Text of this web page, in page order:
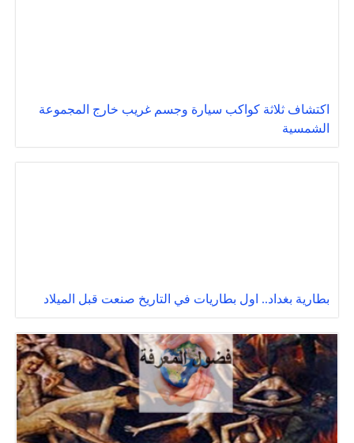
اكتشاف ثلاثة كواكب سيارة وجسم غريب خارج المجموعة
الشمسية
بطارية بغداد.. اول بطاريات في التاريخ صنعت قبل الميلاد